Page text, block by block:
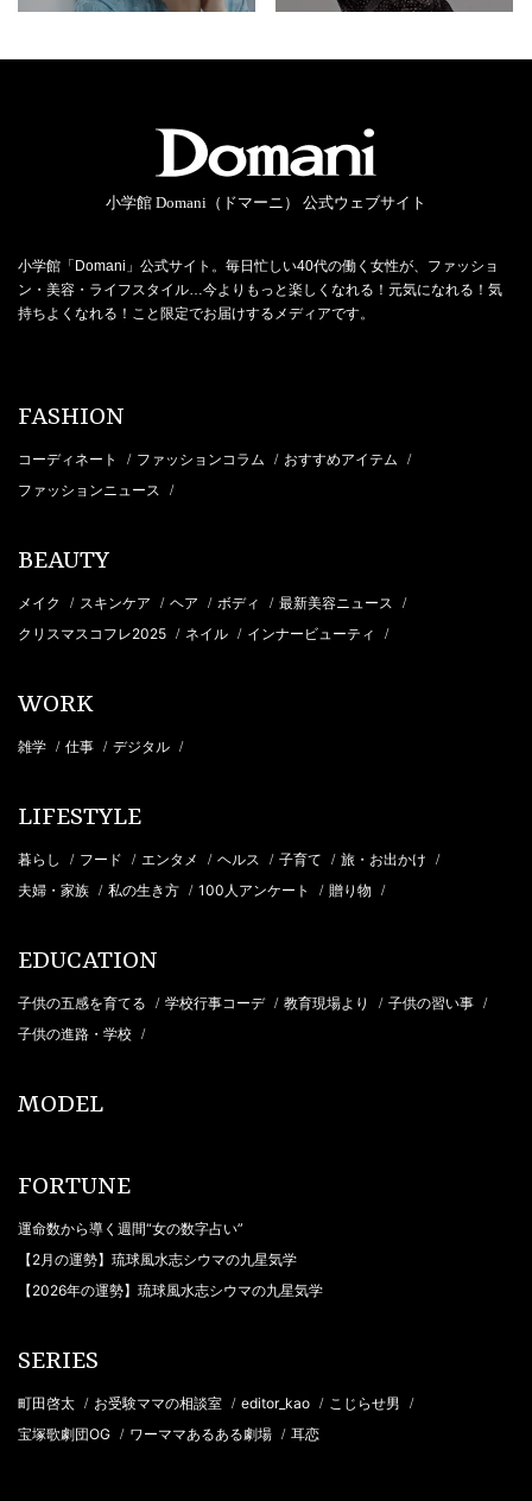
小学館 Domani（ドマーニ） 公式ウェブサイト
小学館「Domani」公式サイト。毎日忙しい40代の働く女性が、ファッショ
ン・美容・ライフスタイル…今よりもっと楽しくなれる！元気になれる！気
持ちよくなれる！こと限定でお届けするメディアです。
FASHION
コーディネート / ファッションコラム / おすすめアイテム /
ファッションニュース /
BEAUTY
メイク / スキンケア / ヘア / ボディ / 最新美容ニュース /
クリスマスコフレ2025 / ネイル / インナービューティ /
WORK
雑学 / 仕事 / デジタル /
LIFESTYLE
暮らし / フード / エンタメ / ヘルス / 子育て / 旅・お出かけ /
夫婦・家族 / 私の生き方 / 100人アンケート / 贈り物 /
EDUCATION
子供の五感を育てる / 学校行事コーデ / 教育現場より / 子供の習い事 /
子供の進路・学校 /
MODEL
FORTUNE
運命数から導く週間“女の数字占い”
【2月の運勢】琉球風水志シウマの九星気学
【2026年の運勢】琉球風水志シウマの九星気学
SERIES
町田啓太 / お受験ママの相談室 / editor_kao / こじらせ男 /
宝塚歌劇団OG / ワーママあるある劇場 / 耳恋